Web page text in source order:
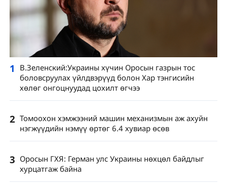
1
В.Зеленский:Украины хүчин Оросын газрын тос
боловсруулах үйлдвэрүүд болон Хар тэнгисийн
хөлөг онгоцнуудад цохилт өгчээ
2 Томоохон хэмжээний машин механизмын аж ахуйн
нэгжүүдийн нэмүү өртөг 6.4 хувиар өсөв
3 Оросын ГХЯ: Герман улс Украины нөхцөл байдлыг
хурцатгаж байна